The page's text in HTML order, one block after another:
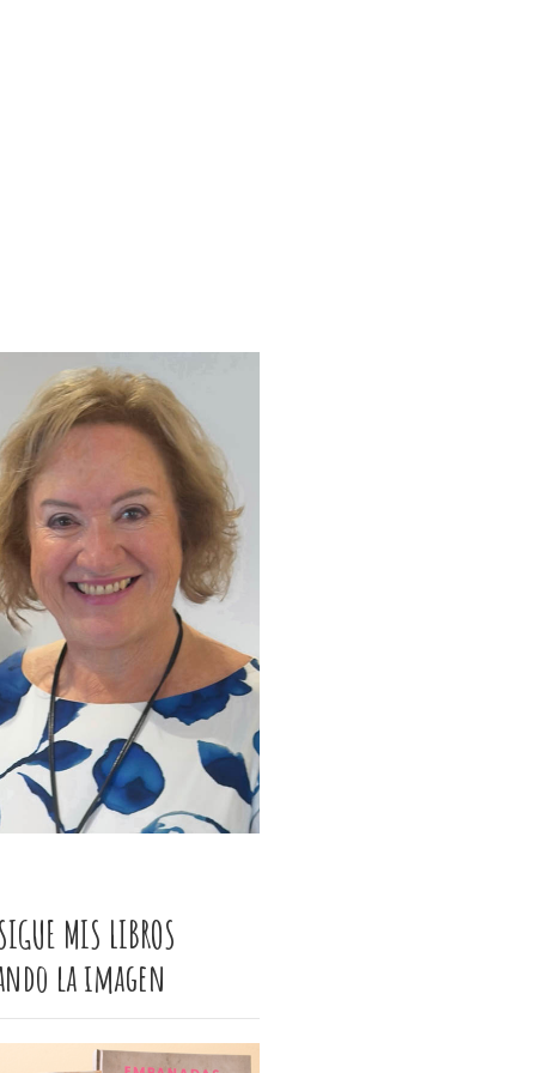
MIS LIBROS
la imagen